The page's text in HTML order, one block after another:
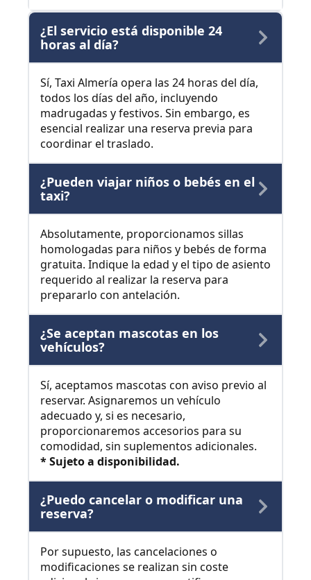
¿El servicio está disponible 24
horas al día?
Sí, Taxi Almería opera las 24 horas del día,
todos los días del año, incluyendo
madrugadas y festivos. Sin embargo, es
esencial realizar una reserva previa para
coordinar el traslado.
¿Pueden viajar niños o bebés en el
taxi?
Absolutamente, proporcionamos sillas
homologadas para niños y bebés de forma
gratuita. Indique la edad y el tipo de asiento
requerido al realizar la reserva para
prepararlo con antelación.
¿Se aceptan mascotas en los
vehículos?
Sí, aceptamos mascotas con aviso previo al
reservar. Asignaremos un vehículo
adecuado y, si es necesario,
proporcionaremos accesorios para su
comodidad, sin suplementos adicionales.
* Sujeto a disponibilidad.
¿Puedo cancelar o modificar una
reserva?
Por supuesto, las cancelaciones o
modificaciones se realizan sin coste